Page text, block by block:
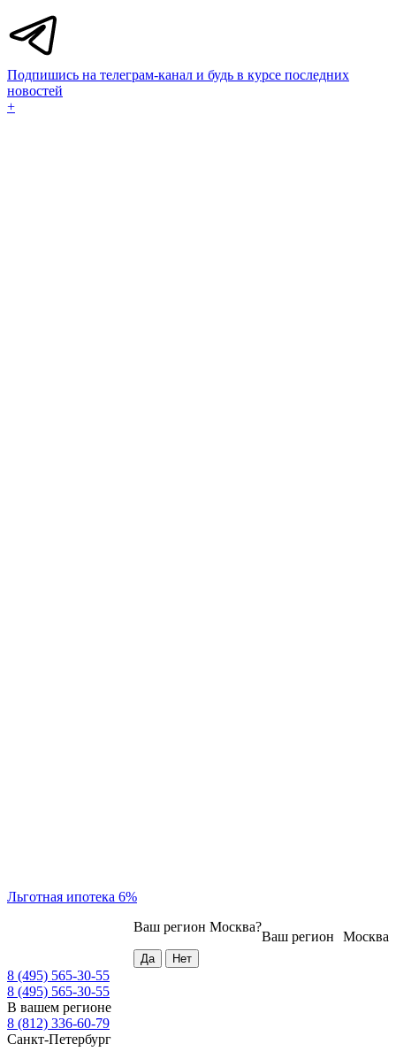
Подпишись на телеграм-канал и будь в курсе последних
новостей
+
Льготная ипотека 6%
Москва
Ваш регион
Ваш регион Москва?
8 (495) 565-30-55
8 (495) 565-30-55
В вашем регионе
8 (812) 336-60-79
Санкт-Петербург